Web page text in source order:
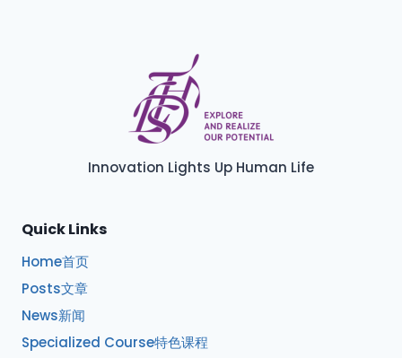
Innovation Lights Up Human Life
Quick Links
Home首页
Posts文章
News新闻
Specialized Course特色课程